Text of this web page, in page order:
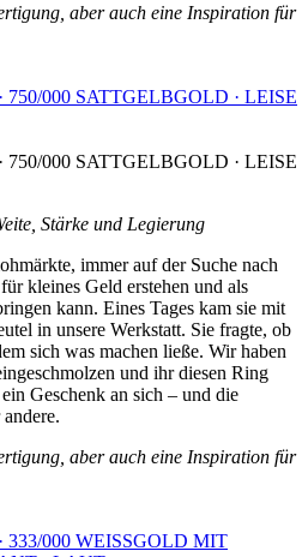
aber auch eine Inspiration für
· 750/000 SATTGELBGOLD · LEISE
· 750/000 SATTGELBGOLD · LEISE
Stärke und Legierung
immer auf der Suche nach
kleines Geld erstehen und als
kann. Eines Tages kam sie mit
in unsere Werkstatt. Sie fragte, ob
sich was machen ließe. Wir haben
und ihr diesen Ring
Geschenk an sich – und die
aber auch eine Inspiration für
· 333/000 WEISSGOLD MIT